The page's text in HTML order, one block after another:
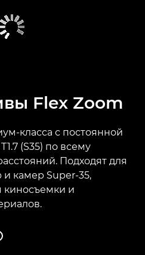
Flex Zoom
класса с постоянной
(S35) по всему
Подходят для
камер Super-35,
киносъемки и